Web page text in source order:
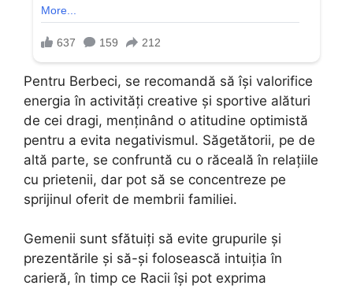
Pentru Berbeci, se recomandă să își valorifice
energia în activități creative și sportive alături
de cei dragi, menținând o atitudine optimistă
pentru a evita negativismul. Săgetătorii, pe de
altă parte, se confruntă cu o răceală în relațiile
cu prietenii, dar pot să se concentreze pe
sprijinul oferit de membrii familiei.
Gemenii sunt sfătuiți să evite grupurile și
prezentările și să-și folosească intuiția în
carieră, în timp ce Racii își pot exprima